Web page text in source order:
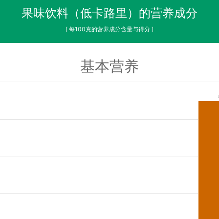
果味饮料（低卡路里）的营养成分
[ 每100克的营养成分含量与得分 ]
基本营养